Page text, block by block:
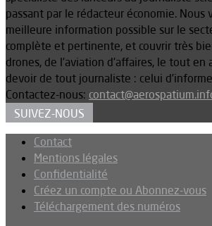
passant par le rédacteur économie. Nous
meilleure information possible sur le
complète et pertinente, et couvrir très
drones, de l’aviation d’affaires, le tout en
devoir de tout journaliste : celui
Contactez-nous:
SUIVEZ-NOUS
Contact
Mentions légales
Confidentialité
Créez un compte ou Abonnez-vous
Téléchargement des numéros